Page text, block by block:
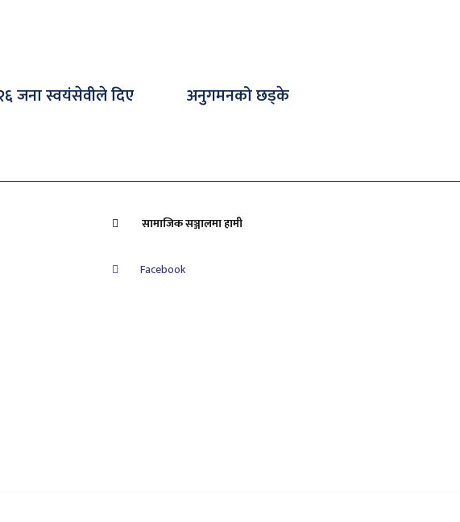
जना स्वयंसेवीले दिए अनुगमनको छड्के
सामाजिक सञ्जालमा हामी
Facebook